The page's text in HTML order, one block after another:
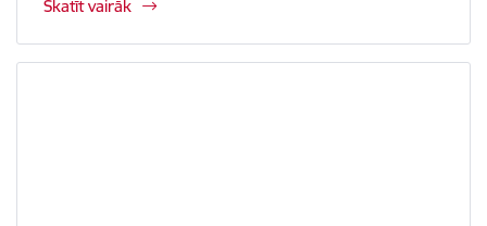
Skatīt vairāk